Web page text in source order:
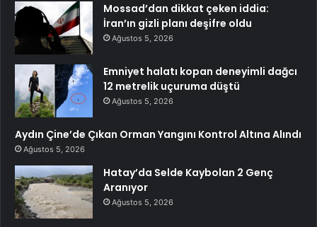
Mossad’dan dikkat çeken iddia:
İran’ın gizli planı deşifre oldu
Ağustos 5, 2026
Emniyet halatı kopan deneyimli dağcı
12 metrelik uçuruma düştü
Ağustos 5, 2026
Aydın Çine’de Çıkan Orman Yangını Kontrol Altına Alındı
Ağustos 5, 2026
Hatay’da Selde Kaybolan 2 Genç
Aranıyor
Ağustos 5, 2026